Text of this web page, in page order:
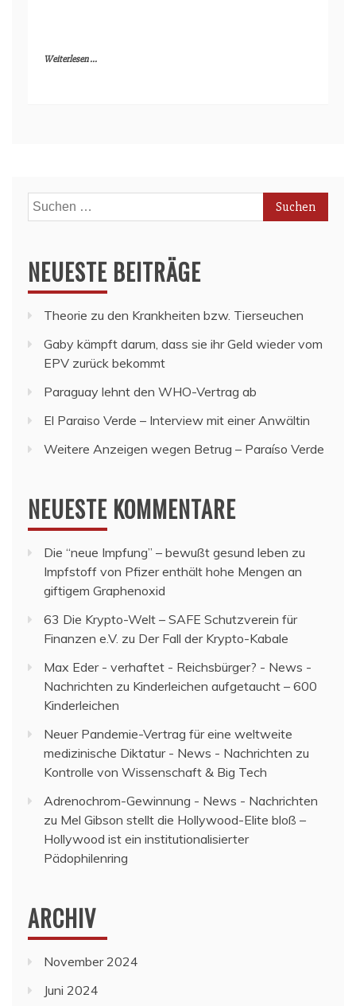
Weiterlesen ...
Suchen
nach:
NEUESTE BEITRÄGE
Theorie zu den Krankheiten bzw. Tierseuchen
Gaby kämpft darum, dass sie ihr Geld wieder vom
EPV zurück bekommt
Paraguay lehnt den WHO-Vertrag ab
El Paraiso Verde – Interview mit einer Anwältin
Weitere Anzeigen wegen Betrug – Paraíso Verde
NEUESTE KOMMENTARE
Die “neue Impfung” – bewußt gesund leben zu
Impfstoff von Pfizer enthält hohe Mengen an
giftigem Graphenoxid
63 Die Krypto-Welt – SAFE Schutzverein für
Finanzen e.V. zu Der Fall der Krypto-Kabale
Max Eder - verhaftet - Reichsbürger? - News -
Nachrichten zu Kinderleichen aufgetaucht – 600
Kinderleichen
Neuer Pandemie-Vertrag für eine weltweite
medizinische Diktatur - News - Nachrichten zu
Kontrolle von Wissenschaft & Big Tech
Adrenochrom-Gewinnung - News - Nachrichten
zu Mel Gibson stellt die Hollywood-Elite bloß –
Hollywood ist ein institutionalisierter
Pädophilenring
ARCHIV
November 2024
Juni 2024